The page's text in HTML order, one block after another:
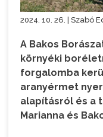
2024. 10. 26. | Szabó
A Bakos
környéki
forgalomba
aranyérmet
alapításról és a
Marianna és